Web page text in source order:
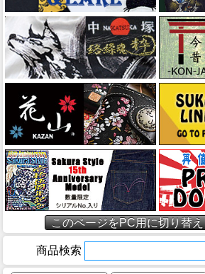
このページをPC用に切り替え
商品検索